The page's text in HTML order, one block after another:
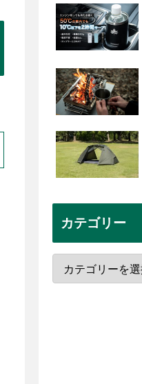
カテゴリー